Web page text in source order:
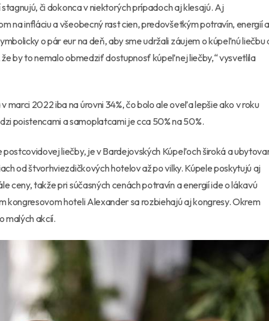
či dokonca v niektorých prípadoch aj klesajú. Aj
na infláciu a všeobecný rast cien, predovšetkým potravín, energií a
o pár eur na deň, aby sme udržali záujem o kúpeľnú liečbu
by to nemalo obmedziť dostupnosť kúpeľnej liečby,“ vysvetlila
2022 iba na úrovni 34%, čo bolo ale oveľa lepšie ako v roku
poistencami a samoplatcami je cca 50% na 50%.
liečby, je v Bardejovských Kúpeľoch široká a
od štvorhviezdičkových hotelov až po vilky. Kúpele poskytujú aj
ceny, takže pri súčasných cenách potravín a energií ide o lákavú
kongresovom hoteli Alexander sa rozbiehajú aj kongresy. Okrem
malých akcií.